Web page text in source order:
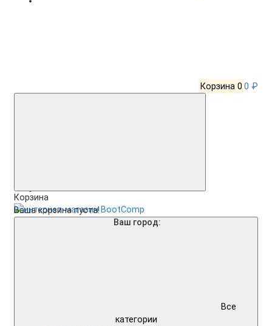
Ваш город:
Корзина 0 0 ₽
Корзина
Ваша корзина пуста!
Все
категории